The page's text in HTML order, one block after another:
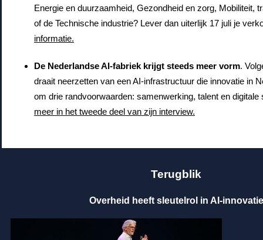
Energie en duurzaamheid, Gezondheid en zorg, Mobiliteit,
of de Technische industrie? Lever dan uiterlijk 17 juli je
informatie.
De Nederlandse AI-fabriek krijgt steeds meer vorm.
draait neerzetten van een AI-infrastructuur die innovatie in
om drie randvoorwaarden: samenwerking, talent en
meer in het tweede deel van zijn interview.
Terugblik
Overheid heeft sleutelrol in AI-innovatie